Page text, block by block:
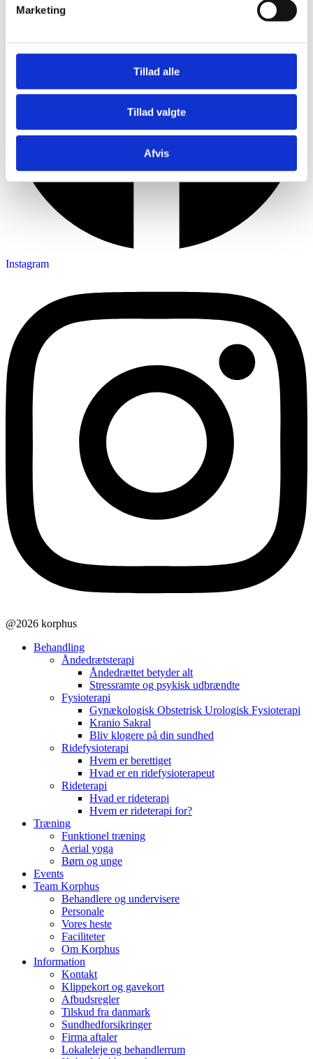
Marketing
Tillad alle
Tillad valgte
Afvis
Instagram
@2026 korphus
Behandling
Åndedrætsterapi
Åndedrættet betyder alt
Stressramte og psykisk udbrændte
Fysioterapi
Gynækologisk Obstetrisk Urologisk Fysioterapi
Kranio Sakral
Bliv klogere på din sundhed
Ridefysioterapi
Hvem er berettiget
Hvad er en ridefysioterapeut
Rideterapi
Hvad er rideterapi
Hvem er rideterapi for?
Træning
Funktionel træning
Aerial yoga
Børn og unge
Events
Team Korphus
Behandlere og undervisere
Personale
Vores heste
Faciliteter
Om Korphus
Information
Kontakt
Klippekort og gavekort
Afbudsregler
Tilskud fra danmark
Sundhedforsikringer
Firma aftaler
Lokaleleje og behandlerrum